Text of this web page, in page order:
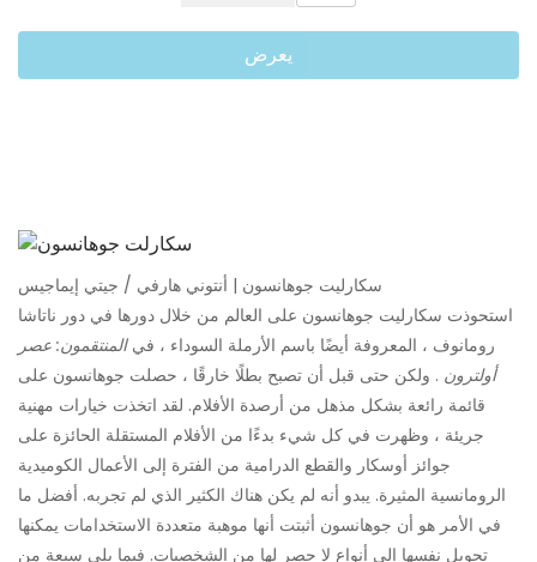
يعرض
سكارليت جوهانسون | أنتوني هارفي / جيتي إيماجيس
استحوذت سكارليت جوهانسون على العالم من خلال دورها في دور ناتاشا
رومانوف ، المعروفة أيضًا باسم الأرملة السوداء ، فيالمنتقمون: عصر
أولترون . ولكن حتى قبل أن تصبح بطلًا خارقًا ، حصلت جوهانسون على
قائمة رائعة بشكل مذهل من أرصدة الأفلام. لقد اتخذت خيارات مهنية
جريئة ، وظهرت في كل شيء بدءًا من الأفلام المستقلة الحائزة على
جوائز أوسكار والقطع الدرامية من الفترة إلى الأعمال الكوميدية
الرومانسية المثيرة. يبدو أنه لم يكن هناك الكثير الذي لم تجربه. أفضل ما
في الأمر هو أن جوهانسون أثبتت أنها موهبة متعددة الاستخدامات يمكنها
تحويل نفسها إلى أنواع لا حصر لها من الشخصيات. فيما يلي سبعة من